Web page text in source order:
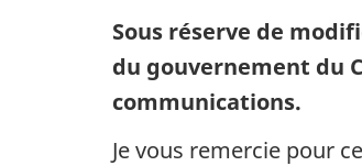
Sous réserve de
du gouvernement du
communications.
Je vous remercie pour